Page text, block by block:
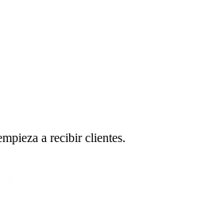
a recibir clientes.